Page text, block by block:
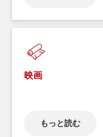
映画
もっと読む